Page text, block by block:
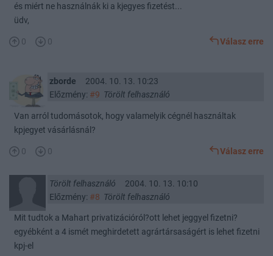
és miért ne használnák ki a kjegyes fizetést...
üdv,
0 0 Válasz erre
zborde
2004. 10. 13. 10:23
Előzmény: #9 Törölt felhasználó
Van arról tudomásotok, hogy valamelyik cégnél használtak
kpjegyet vásárlásnál?
0 0 Válasz erre
Törölt felhasználó
2004. 10. 13. 10:10
Előzmény: #8 Törölt felhasználó
Mit tudtok a Mahart privatizációról?ott lehet jeggyel fizetni?
egyébként a 4 ismét meghirdetett agrártársaságért is lehet fizetni
kpj-el